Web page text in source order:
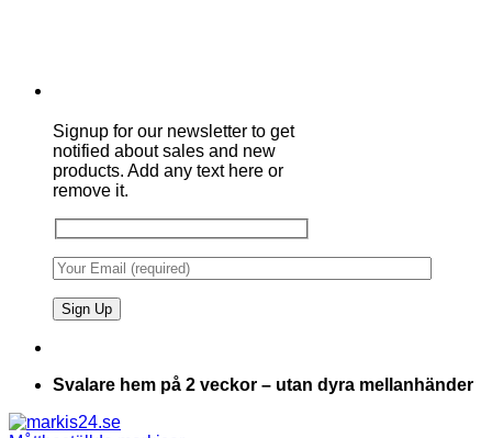
Signup for our newsletter to get
notified about sales and new
products. Add any text here or
remove it.
Svalare hem på 2 veckor – utan dyra mellanhänder